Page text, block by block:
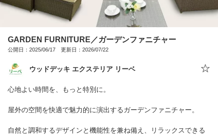
GARDEN FURNITURE／ガーデンファニチャー
公開日：2025/06/17 更新日：2026/07/22
ウッドデッキ エクステリア リーベ
心地よい時間を、もっと特別に。
屋外の空間を快適で魅力的に演出するガーデンファニチャー。
自然と調和するデザインと機能性を兼ね備え、リラックスできる